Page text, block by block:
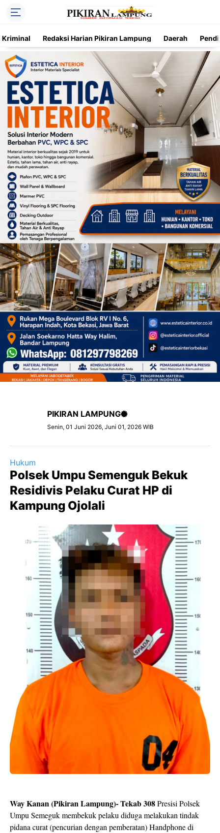
Kriminal Redaksi Harian Pikiran Lampung Daerah
Trending Kriminal Nasional
PIKIRAN LAMPUNG
Senin, 01 Juni 2026, Juni 01, 2026 WIB
Hukum
Polsek Umpu Semenguk Bekuk
Residivis Pelaku Curat HP di
Kampung Ojolali
Way Kanan (Pikiran Lampung)- Tekab 308Presisi Polsek
Umpu Semeguk membekuk pelaku diduga melakukan tindak
pidana curat (pencurian dengan pemberatan) Handphone di